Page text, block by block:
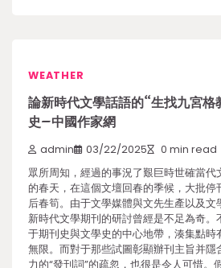
WEATHER
論新時代文學話語的“生找九宮
史–中國作家網
admin 03/22/2025 0 min read
眾所周知，經過的事況了艱巨時世確當代
的春天，在這個文壇回春的季候，大批
后春筍。由于文學媒體與文先生產以及文
新時代文學期刊的研討曾經是不足為奇
于期刊史與文學史的中心地帶，湊集點
無限。而對于那些試圖彰顯辦刊主旨并隱
力的“發刊詞”的疏忽，也很是令人可惜。